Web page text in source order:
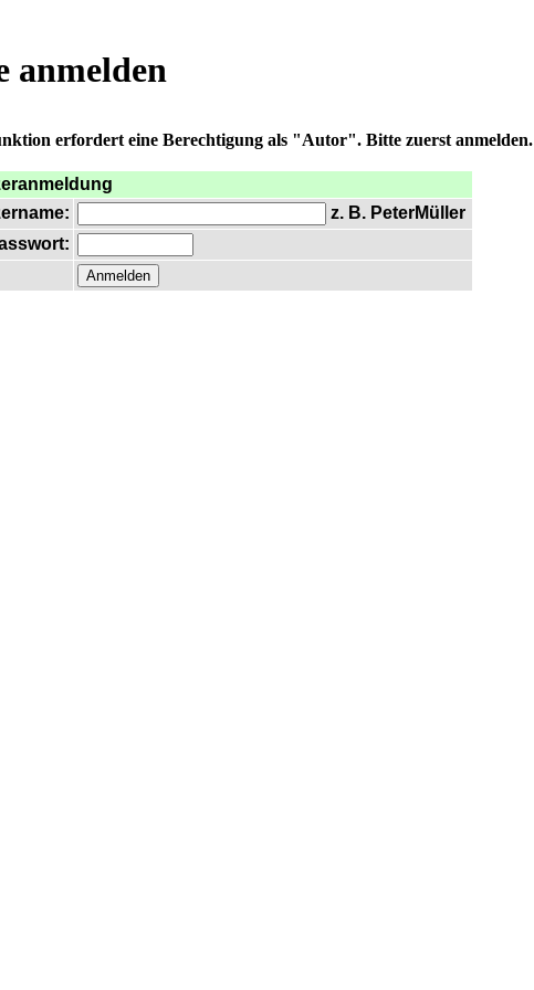
anmelden
erfordert eine Berechtigung als "Autor". Bitte zuerst anmelden.
z. B. PeterMüller